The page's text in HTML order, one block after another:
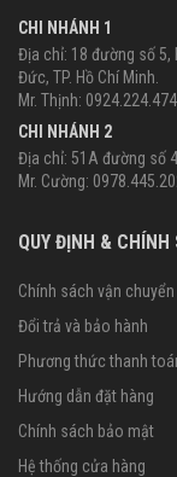
CHI NHÁNH 1
Địa chỉ: 18 đường số 5,
Đức, TP. Hồ Chí Minh.
Mr. Thịnh: 0924.224.474
CHI NHÁNH 2
Địa chỉ: 51A đường số
Mr. Cường:
QUY ĐỊNH & CHÍNH
Chính sách vận chuyển
Đổi trả và bảo hành
Phương thức thanh
Hướng dẫn đặt hàng
Chính sách bảo mật
Hệ thống cửa hàng